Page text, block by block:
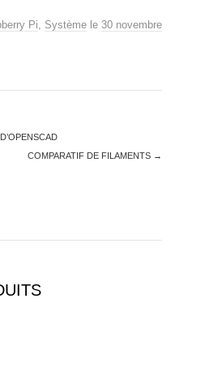
Pi Système le 30 novembre
COMPARATIF DE FILAMENTS →